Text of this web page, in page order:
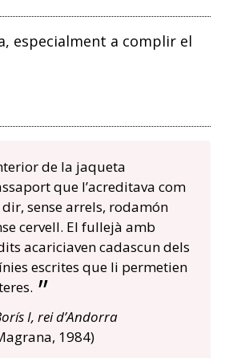
especialment a complir el
de la jaqueta
que l’acreditava com
sense arrels, rodamón
cervell. El fullejà amb
acariciaven cadascun dels
escrites que li permetien
I, rei d’Andorra
1984)